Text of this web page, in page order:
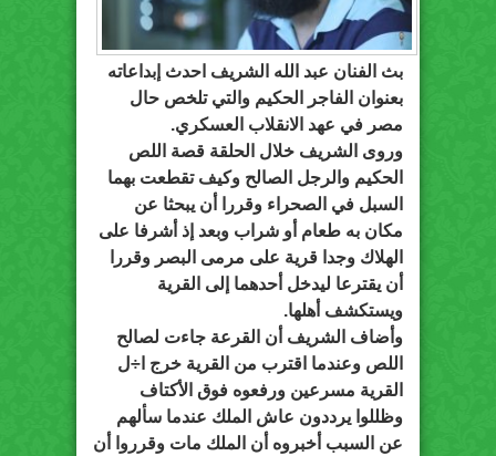
بث الفنان عبد الله الشريف احدث إبداعاته
بعنوان الفاجر الحكيم والتي تلخص حال
مصر في عهد الانقلاب العسكري.
وروى الشريف خلال الحلقة قصة اللص
الحكيم والرجل الصالح وكيف تقطعت بهما
السبل في الصحراء وقررا أن يبحثا عن
مكان به طعام أو شراب وبعد إذ أشرفا على
الهلاك وجدا قرية على مرمى البصر وقررا
أن يقترعا ليدخل أحدهما إلى القرية
ويستكشف أهلها.
وأضاف الشريف أن القرعة جاءت لصالح
اللص وعندما اقترب من القرية خرج ا÷ل
القرية مسرعين ورفعوه فوق الأكتاف
وظللوا يرددون عاش الملك عندما سألهم
عن السبب أخبروه أن الملك مات وقرروا أن